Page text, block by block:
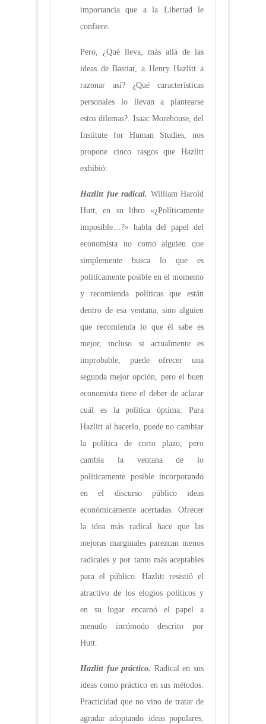
importancia que a la Libertad le
confiere.
Pero, ¿Qué lleva, más allá de las
ideas de Bastiat, a Henry Hazlitt a
razonar así? ¿Qué características
personales lo llevan a plantearse
estos dilemas?. Isaac Morehouse, del
Institute for Human Studies, nos
propone cinco rasgos que Hazlitt
exhibió:
Hazlitt fue radical. William Harold
Hutt, en su libro «¿Políticamente
imposible…?» habla del papel del
economista no como alguien que
simplemente busca lo que es
políticamente posible en el momento
y recomienda políticas que están
dentro de esa ventana, sino alguien
que recomienda lo que él sabe es
mejor, incluso si actualmente es
improbable; puede ofrecer una
segunda mejor opción, pero el buen
economista tiene el deber de aclarar
cuál es la política óptima. Para
Hazlitt al hacerlo, puede no cambiar
la política de corto plazo, pero
cambia la ventana de lo
políticamente posible incorporando
en el discurso público ideas
económicamente acertadas. Ofrecer
la idea más radical hace que las
mejoras marginales parezcan menos
radicales y por tanto más aceptables
para el público. Hazlitt resistió el
atractivo de los elogios políticos y
en su lugar encarnó el papel a
menudo incómodo descrito por
Hutt.
Hazlitt fue práctico. Radical en sus
ideas como práctico en sus métodos.
Practicidad que no vino de tratar de
agradar adoptando ideas populares,